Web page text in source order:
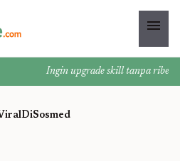
menu
Ingin upgrade skill tanpa ribet?